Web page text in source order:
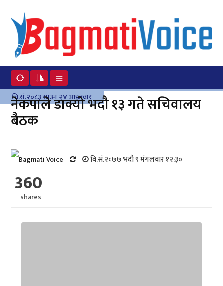
वि.सं.२०८३ साउन २४ आइतवार
नेकपाले डाक्यो भदौ १३ गते सचिवालय
बैठक
वि.सं.२०७७ भदौ ९ मंगलवार १२:३०
360
shares